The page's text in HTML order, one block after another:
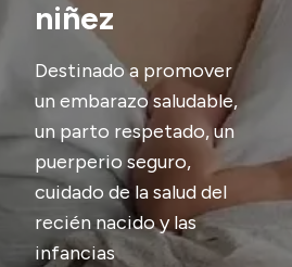
Boletín Oficial
Compras y licitaciones
Consulta de expedientes
Consulta de pago a proveedores
Convocatorias
Intranet
Login
niñez
Destinado a promover
un embarazo saludable,
un parto respetado, un
puerperio seguro,
cuidado de la salud del
recién nacido y las
infancias